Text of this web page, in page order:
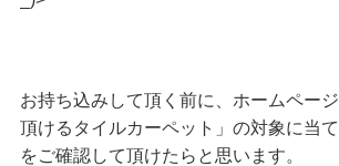
お持ち込みして頂く前に、ホームペー
頂けるタイルカーペット」の対象に当
をご確認して頂けたらと思います。